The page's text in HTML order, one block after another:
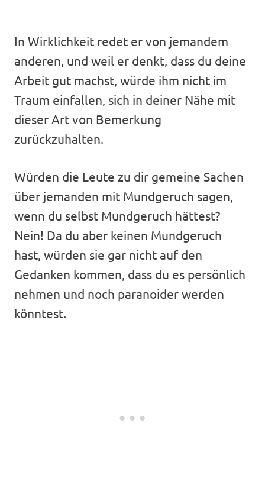
In Wirklichkeit redet er von jemandem
anderen, und weil er denkt, dass du deine
Arbeit gut machst, würde ihm nicht im
Traum einfallen, sich in deiner Nähe mit
dieser Art von Bemerkung
zurückzuhalten.
Würden die Leute zu dir gemeine Sachen
über jemanden mit Mundgeruch sagen,
wenn du selbst Mundgeruch hättest?
Nein! Da du aber keinen Mundgeruch
hast, würden sie gar nicht auf den
Gedanken kommen, dass du es persönlich
nehmen und noch paranoider werden
könntest.